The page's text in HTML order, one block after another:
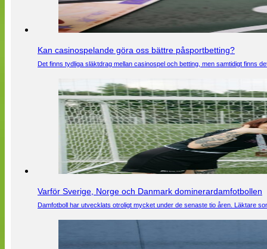
Kan casinospelande göra oss bättre påsportbetting?
Det finns tydliga släktdrag mellan casinospel och betting, men samtidigt finns
Varför Sverige, Norge och Danmark dominerardamfotbollen
Damfotboll har utvecklats otroligt mycket under de senaste tio åren. Läktare